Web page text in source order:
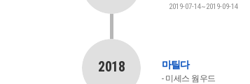
2019-07-14~2019-09-14
2018 마틸다
미세스 웜우드